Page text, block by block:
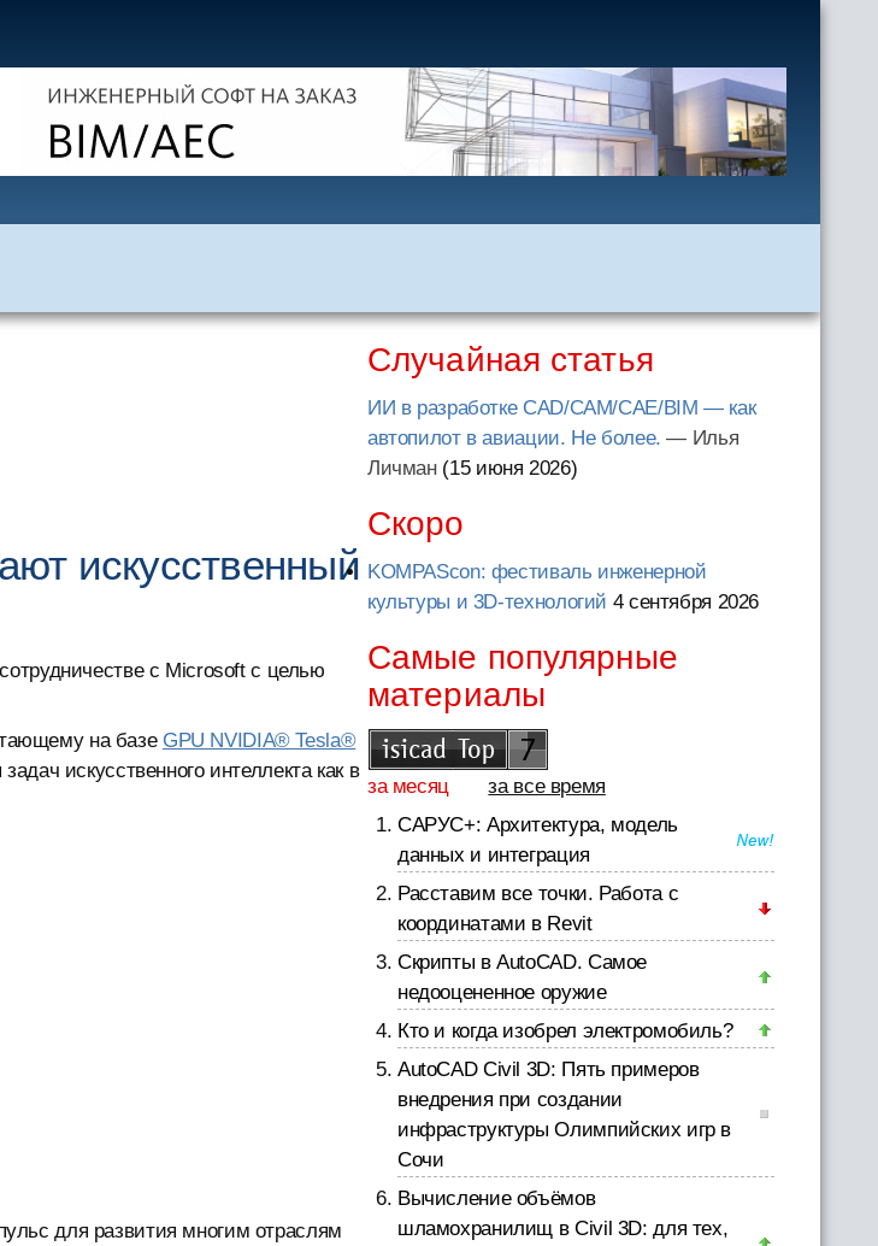
искусственный
с Microsoft с целью
на базе GPU NVIDIA® Tesla®
искусственного интеллекта как в
для развития многим отраслям
Случайная статья
ИИ в разработке CAD/CAM/CAE/BIM — как
автопилот в авиации. Не более. — Илья
Личман (15 июня 2026)
Скоро
KOMPAScon: фестиваль инженерной
культуры и 3D-технологий 4 сентября 2026
Самые популярные
материалы
за месяц
за все время
САРУС+: Архитектура, модель
данных и интеграция
Расставим все точки. Работа с
координатами в Revit
Скрипты в AutoCAD. Самое
недооцененное оружие
Кто и когда изобрел электромобиль?
AutoCAD Civil 3D: Пять примеров
внедрения при создании
инфраструктуры Олимпийских игр в
Сочи
Вычисление объёмов
шламохранилищ в Civil 3D: для тех,